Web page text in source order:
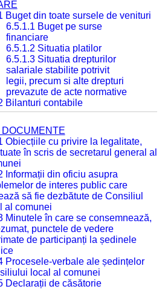
Buget din toate sursele de venituri
6.5.1.1 Buget pe surse
financiare
6.5.1.2 Situatia platilor
6.5.1.3 Situatia drepturilor
salariale stabilite potrivit
legii, precum si alte drepturi
prevazute de acte normative
Bilanturi contabile
DOCUMENTE
Obiecțiile cu privire la legalitate,
în scris de secretarul general al
Informații din oficiu asupra
de interes public care
să fie dezbătute de Consiliul
al comunei
Minutele în care se consemnează,
punctele de vedere
de participanți la ședinele
Procesele-verbale ale ședințelor
local al comunei
Declarații de căsătorie